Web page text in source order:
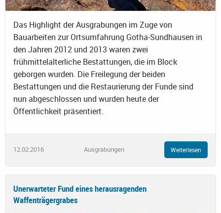
Das Highlight der Ausgrabungen im Zuge von
Bauarbeiten zur Ortsumfahrung Gotha-Sundhausen in
den Jahren 2012 und 2013 waren zwei
frühmittelalterliche Bestattungen, die im Block
geborgen wurden. Die Freilegung der beiden
Bestattungen und die Restaurierung der Funde sind
nun abgeschlossen und wurden heute der
Öffentlichkeit präsentiert.
12.02.2016 Ausgrabungen Weiterlesen
Unerwarteter Fund eines herausragenden
Waffenträgergrabes